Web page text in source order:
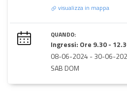
visualizza in mappa
QUANDO:
Ingressi: Ore 9.30 -
08-06-2024 -30-06-
SAB DOM